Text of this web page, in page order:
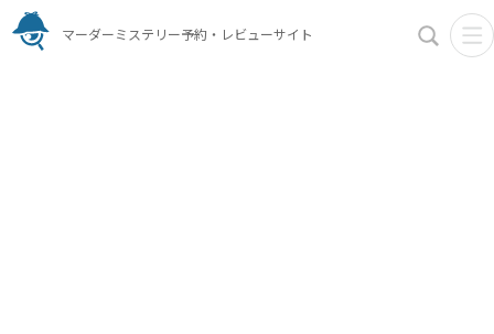
マーダーミステリー予約・レビューサイト